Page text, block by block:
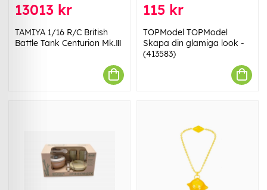
13013 kr
TAMIYA 1/16 R/C British
Battle Tank Centurion Mk.Ⅲ
115 kr
TOPModel TOPModel
Skapa din glamiga look -
(413583)